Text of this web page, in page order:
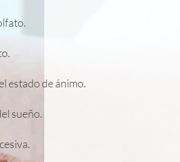
estado de ánimo.
sueño.